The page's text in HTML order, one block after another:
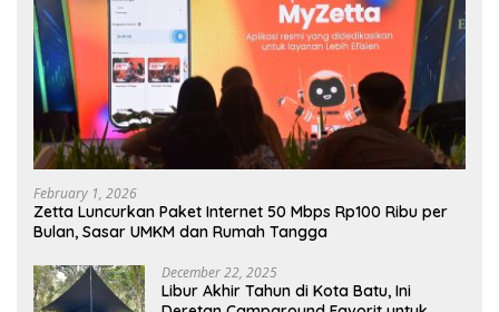
February 1, 2026
Zetta Luncurkan Paket Internet 50 Mbps Rp100 Ribu per
Bulan, Sasar UMKM dan Rumah Tangga
December 22, 2025
Libur Akhir Tahun di Kota Batu, Ini